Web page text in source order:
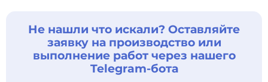
город Новый Уренгой. Возможен осмотр по предварительной
договоренности. Вопросы транспортировки и вывоза
решаются индивидуально.
Наша компания осуществляет полный цикл работ: оценка,
продажа, демонтаж, транспортировка, монтаж и доработка
модульных зданий под требования заказчика.
Не нашли что искали? Оставляйте
заявку на производство или
выполнение работ через нашего
Telegram-бота